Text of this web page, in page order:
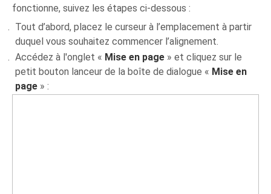
fonctionne, suivez les étapes ci-dessous :
Tout d’abord, placez le curseur à l’emplacement à partir
duquel vous souhaitez commencer l’alignement.
Accédez à l'onglet « Mise en page » et cliquez sur le
petit bouton lanceur de la boîte de dialogue « Mise en
page » :